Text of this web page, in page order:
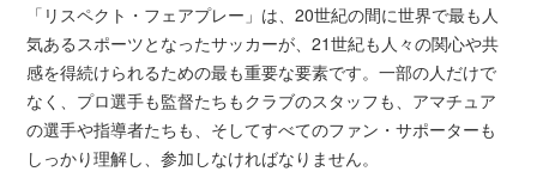
「リスペクト・フェアプレー」は、20世紀の間に世界で最も人
気あるスポーツとなったサッカーが、21世紀も人々の関心や共
感を得続けられるための最も重要な要素です。一部の人だけで
なく、プロ選手も監督たちもクラブのスタッフも、アマチュア
の選手や指導者たちも、そしてすべてのファン・サポーターも
しっかり理解し、参加しなければなりません。